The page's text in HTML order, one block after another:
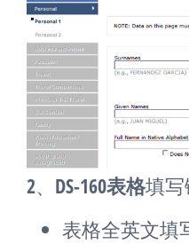
2、 DS-160表格填写
表格全英文填